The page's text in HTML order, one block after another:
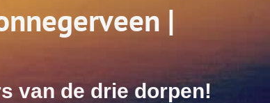
|
van de drie dorpen!